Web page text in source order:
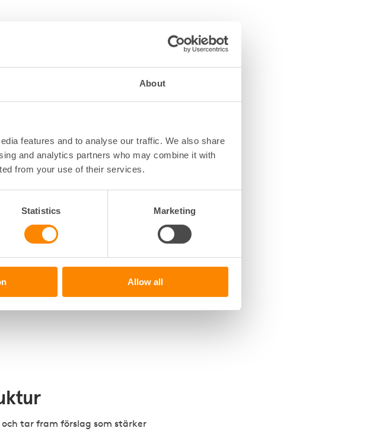
About
features and to analyse our traffic. We also share
and analytics partners who may combine it with
from your use of their services.
Statistics Marketing
Allow all
praktiken.
och
tar fram förslag som stärker